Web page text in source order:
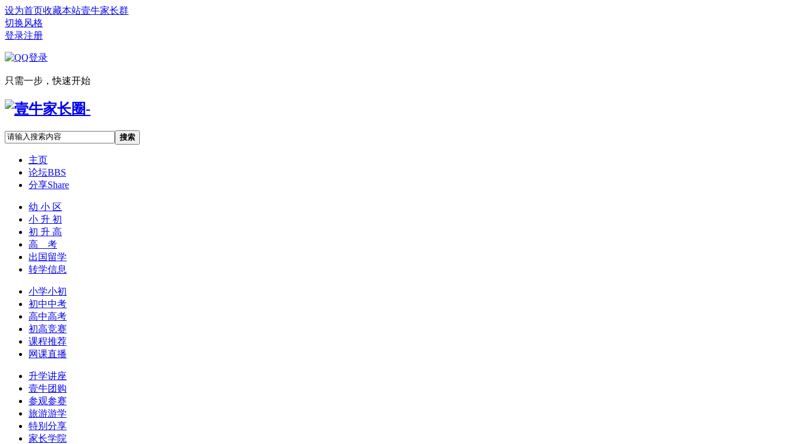
设为首页收藏本站壹牛家长群
切换风格
登录注册
只需一步，快速开始
搜索
主页
论坛BBS
分享Share
幼 小 区
小 升 初
初 升 高
高 考
出国留学
转学信息
小学小初
初中中考
高中高考
初高竞赛
课程推荐
网课直播
升学讲座
壹牛团购
参观参赛
旅游游学
特别分享
家长学院